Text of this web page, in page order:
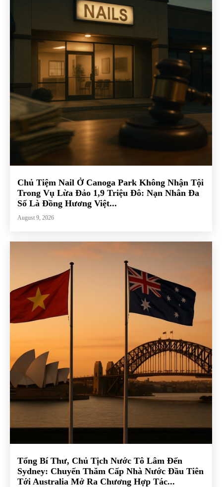
Chủ Tiệm Nail Ở Canoga Park Không Nhận Tội
Trong Vụ Lừa Đảo 1,9 Triệu Đô: Nạn Nhân Đa
Số Là Đồng Hương Việt...
August 9, 2026
Tổng Bí Thư, Chủ Tịch Nước Tô Lâm Đến
Sydney: Chuyến Thăm Cấp Nhà Nước Đầu Tiên
Tới Australia Mở Ra Chương Hợp Tác...